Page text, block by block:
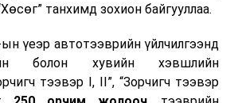
танхимд зохион байгууллаа.
үеэр автотээврийн үйлчилгээнд
болон хувийн хэвшлийн
тээвэр I, II”, “Зорчигч тээвэр